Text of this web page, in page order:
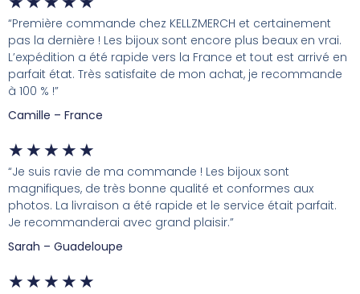
“Première commande chez KELLZMERCH et certainement
pas la dernière ! Les bijoux sont encore plus beaux en vrai.
L’expédition a été rapide vers la France et tout est arrivé en
parfait état. Très satisfaite de mon achat, je recommande
à 100 % !”
Camille – France
★ ★ ★ ★ ★
“Je suis ravie de ma commande ! Les bijoux sont
magnifiques, de très bonne qualité et conformes aux
photos. La livraison a été rapide et le service était parfait.
Je recommanderai avec grand plaisir.”
Sarah – Guadeloupe
★ ★ ★ ★ ★